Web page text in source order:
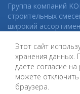
Группа компаний
строительных
широкий
консультации,
категории товаров.
© 2016-2026
Политика
Этот сайт
хранения данных.
даете согласие
можете
браузера.